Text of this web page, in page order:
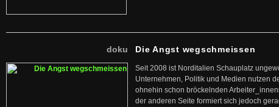
doku Die Angst wegschmeissen
Seit 2008 ist Norditalien Schauplatz
Unternehmen, Politik und Medien nutzen
ohnehin schon bröckelnden
der anderen Seite formiert sich jedoch